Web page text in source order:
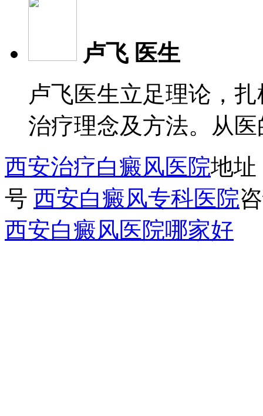
卢飞 医生
卢飞医生立足理论，
治疗理念及方法。从
西安治疗白癜风医院地址
号 西安白癜风专科医院
西安白癜风医院哪家好